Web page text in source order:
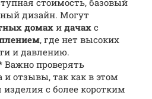
стоимость, базовый
дизайн. Могут
домахи дачах с
, где нет высоких
и давлению.
проверять
и отзывы, так как в этом
изделия с более коротким